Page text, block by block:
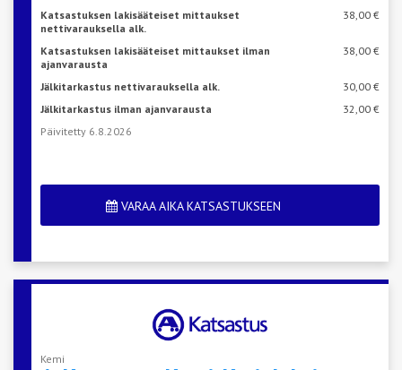
Katsastuksen lakisääteiset mittaukset
nettivarauksella alk.
38,00 €
Katsastuksen lakisääteiset mittaukset ilman
ajanvarausta
38,00 €
Jälkitarkastus nettivarauksella alk.
30,00 €
Jälkitarkastus ilman ajanvarausta
32,00 €
Päivitetty 6.8.2026
VARAA AIKA KATSASTUKSEEN
Kemi